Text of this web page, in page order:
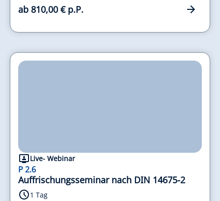
ab 810,00 € p.P.
Live- Webinar
P 2.6
Auffrischungsseminar nach DIN 14675-2
1 Tag